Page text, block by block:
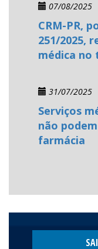
07/08/2025
CRM-PR,
251/2025,
médica no
31/07/2025
Serviços
não
farmácia